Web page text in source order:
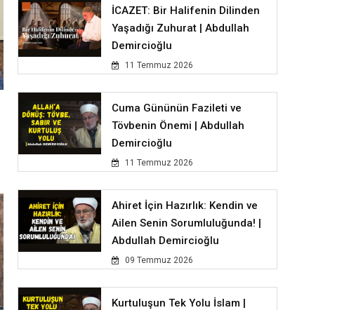
İCAZET: Bir Halifenin Dilinden
Yaşadığı Zuhurat | Abdullah
Demircioğlu
11 Temmuz 2026
Cuma Gününün Fazileti ve
Tövbenin Önemi | Abdullah
Demircioğlu
11 Temmuz 2026
Ahiret İçin Hazırlık: Kendin ve
Ailen Senin Sorumluluğunda! |
Abdullah Demircioğlu
09 Temmuz 2026
Kurtuluşun Tek Yolu İslam |